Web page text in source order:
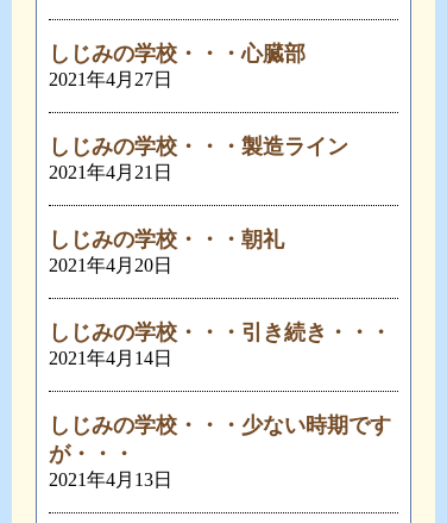
しじみの学校・・・心臓部
2021年4月27日
しじみの学校・・・製造ライン
2021年4月21日
しじみの学校・・・朝礼
2021年4月20日
しじみの学校・・・引き続き・・・
2021年4月14日
しじみの学校・・・少ない時期です
が・・・
2021年4月13日